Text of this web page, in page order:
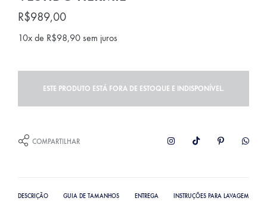
R$989,00
10x de R$98,90 sem juros
ESTE PRODUTO ESTÁ FORA DE ESTOQUE E INDISPONÍVEL.
COMPARTILHAR
DESCRIÇÃO GUIA DE TAMANHOS ENTREGA INSTRUÇÕES PARA LAVAGEM